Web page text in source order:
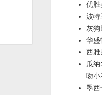
优胜
波特
灰狗
华盛
西雅
瓜
吻小
墨西